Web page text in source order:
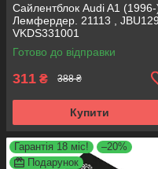
Сайлентблок Audi A1 (1996-
Лемфердер. 21113 , JBU129
VKDS331001
Готово до відправки
311 ₴ 388 ₴
Купити
Гарантія 18 міс!
–20%
Подарунок